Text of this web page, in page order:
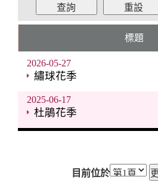
標題
繡球花季
2026-05-27
杜鵑花季
2025-06-17
目前位於